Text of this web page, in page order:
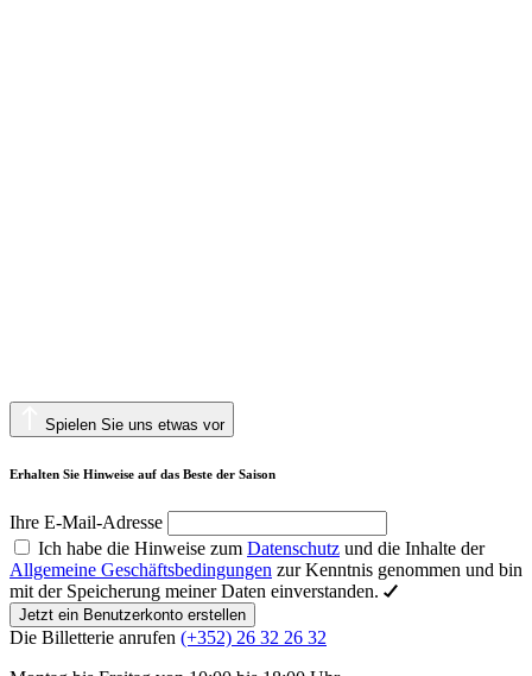
Spielen Sie uns etwas vor
Erhalten Sie Hinweise auf das Beste der Saison
Ihre E-Mail-Adresse
Ich habe die Hinweise zum Datenschutz und die Inhalte der
Allgemeine Geschäftsbedingungen zur Kenntnis genommen und bin
mit der Speicherung meiner Daten einverstanden.
Jetzt ein Benutzerkonto erstellen
Die Billetterie anrufen (+352) 26 32 26 32